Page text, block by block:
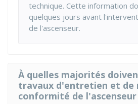
technique. Cette information
quelques jours avant
de l'ascenseur.
À quelles majorités
travaux d'entretien et de
conformité de l'ascenseur